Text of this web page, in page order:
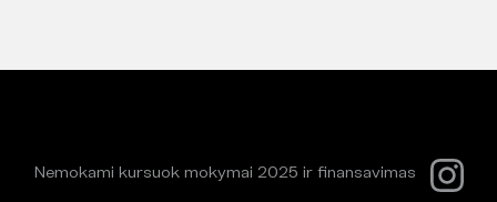
Nemokami kursuok mokymai 2025 ir finansavimas